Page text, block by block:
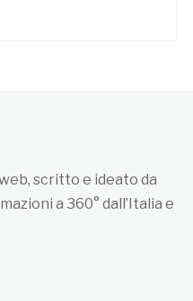
scritto e ideato da
a 360° dall’Italia e